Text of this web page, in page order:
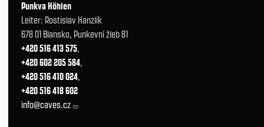
Punkva Höhlen
Leiter: Rostislav Hanzlík
678 01 Blansko, Punkevní žleb 81
+420 516 413 575,
+420 602 205 584,
+420 516 410 024,
+420 516 418 602
info@caves.cz